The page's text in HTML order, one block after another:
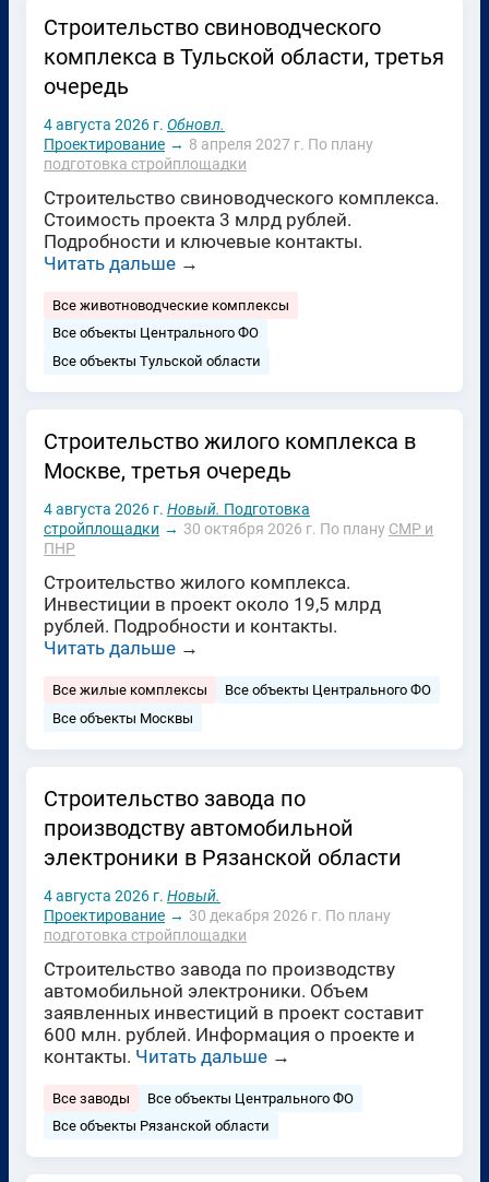
Строительство свиноводческого
комплекса в Тульской области, третья
очередь
4 августа 2026 г. Обновл.
Проектирование → 8 апреля 2027 г. По плану
подготовка стройплощадки
Строительство свиноводческого комплекса.
Стоимость проекта 3 млрд рублей.
Подробности и ключевые контакты.
Читать дальше →
Все животноводческие комплексы
Все объекты Центрального ФО
Все объекты Тульской области
Строительство жилого комплекса в
Москве, третья очередь
4 августа 2026 г. Новый. Подготовка
стройплощадки → 30 октября 2026 г. По плану СМР и
ПНР
Строительство жилого комплекса.
Инвестиции в проект около 19,5 млрд
рублей. Подробности и контакты.
Читать дальше →
Все жилые комплексы
Все объекты Центрального ФО
Все объекты Москвы
Строительство завода по
производству автомобильной
электроники в Рязанской области
4 августа 2026 г. Новый.
Проектирование → 30 декабря 2026 г. По плану
подготовка стройплощадки
Строительство завода по производству
автомобильной электроники. Объем
заявленных инвестиций в проект составит
600 млн. рублей. Информация о проекте и
контакты. Читать дальше →
Все заводы
Все объекты Центрального ФО
Все объекты Рязанской области